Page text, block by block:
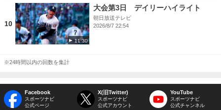
10
11:30
大会第3日 デイリーハイライト
朝日放送テレビ
2026/8/7 22:54
※24時間以内の回数を集計
Facebook
スポーツナビ
公式ページ
X(旧Twitter)
スポーツナビ
公式アカウント
YouTube
スポーツナビ
公式チャンネル